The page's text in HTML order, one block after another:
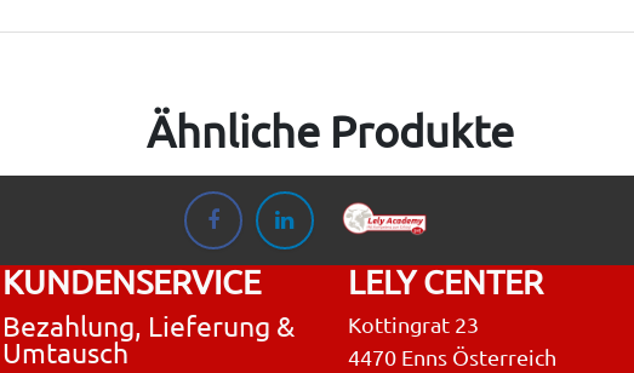
Ähnliche Produkte
KUNDENSERVICE
Bezahlung, Lieferung &
Umtausch
LELY CENTER
Kottingrat 23
4470 Enns Österreich